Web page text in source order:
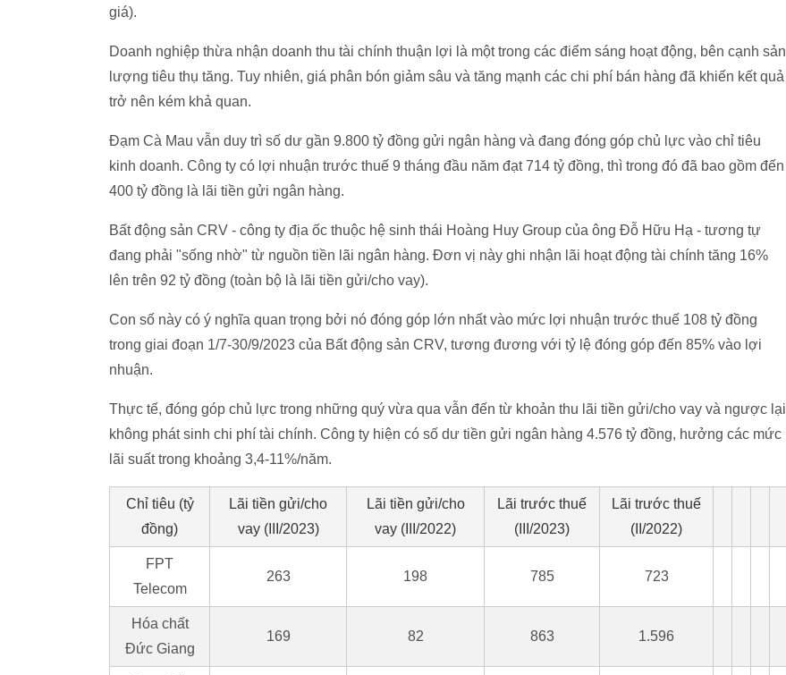
giá).
Doanh nghiệp thừa nhận doanh thu tài chính thuận lợi là một trong các điểm sáng hoạt động, bên cạnh sản
lượng tiêu thụ tăng. Tuy nhiên, giá phân bón giảm sâu và tăng mạnh các chi phí bán hàng đã khiến kết quả
trở nên kém khả quan.
Đạm Cà Mau vẫn duy trì số dư gần 9.800 tỷ đồng gửi ngân hàng và đang đóng góp chủ lực vào chỉ tiêu
kinh doanh. Công ty có lợi nhuận trước thuế 9 tháng đầu năm đạt 714 tỷ đồng, thì trong đó đã bao gồm đến
400 tỷ đồng là lãi tiền gửi ngân hàng.
Bất động sản CRV - công ty địa ốc thuộc hệ sinh thái Hoàng Huy Group của ông Đỗ Hữu Hạ - tương tự
đang phải "sống nhờ" từ nguồn tiền lãi ngân hàng. Đơn vị này ghi nhận lãi hoạt động tài chính tăng 16%
lên trên 92 tỷ đồng (toàn bộ là lãi tiền gửi/cho vay).
Con số này có ý nghĩa quan trọng bởi nó đóng góp lớn nhất vào mức lợi nhuận trước thuế 108 tỷ đồng
trong giai đoạn 1/7-30/9/2023 của Bất động sản CRV, tương đương với tỷ lệ đóng góp đến 85% vào lợi
nhuận.
Thực tế, đóng góp chủ lực trong những quý vừa qua vẫn đến từ khoản thu lãi tiền gửi/cho vay và ngược lại
không phát sinh chi phí tài chính. Công ty hiện có số dư tiền gửi ngân hàng 4.576 tỷ đồng, hưởng các mức
lãi suất trong khoảng 3,4-11%/năm.
Chỉ tiêu (tỷ
đồng)
Lãi tiền gửi/cho
vay (III/2023)
Lãi tiền gửi/cho
vay (III/2022)
Lãi trước thuế
(III/2023)
Lãi trước thuế
(II/2022)
FPT
Telecom
263 198 785 723
Hóa chất
Đức Giang
169 82 863 1.596